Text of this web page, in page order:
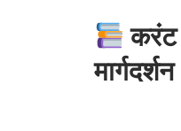
करंट
मार्गदर्शन